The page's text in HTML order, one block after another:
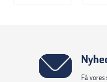
Få